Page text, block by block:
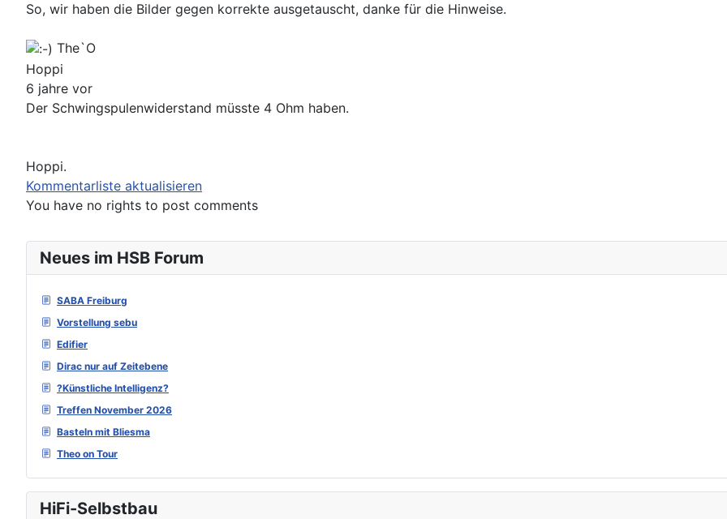
Neues im HSB Forum
SABA Freiburg
Vorstellung sebu
Edifier
Dirac nur auf Zeitebene
?Künstliche Intelligenz?
Treffen November 2026
Basteln mit Bliesma
Theo on Tour
HiFi-Selbstbau
So, wir haben die Bilder gegen korrekte ausgetauscht, danke für die Hinweise.
The`O
Hoppi
6 jahre vor
Der Schwingspulenwiderstand müsste 4 Ohm haben.
Hoppi.
Kommentarliste aktualisieren
You have no rights to post comments